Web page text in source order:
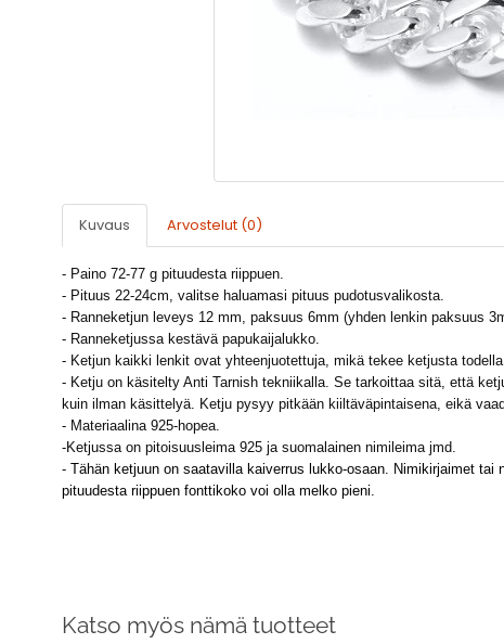
Kuvaus Arvostelut (0)
- Paino 72-77 g pituudesta riippuen.
- Pituus 22-24cm, valitse haluamasi pituus pudotusvalikosta.
- Ranneketjun leveys 12 mm, paksuus 6mm (yhden lenkin paksuus
- Ranneketjussa kestävä papukaijalukko.
- Ketjun kaikki lenkit ovat yhteenjuotettuja, mikä tekee ketjusta
- Ketju on käsitelty Anti Tarnish tekniikalla. Se tarkoittaa sitä, että
kuin ilman käsittelyä. Ketju pysyy pitkään kiiltäväpintaisena, eikä
- Materiaalina 925-hopea.
-Ketjussa on pitoisuusleima 925 ja suomalainen nimileima jmd.
- Tähän ketjuun on saatavilla kaiverrus lukko-osaan. Nimikirjaimet
pituudesta riippuen fonttikoko voi olla melko pieni.
Katso myös nämä tuotteet